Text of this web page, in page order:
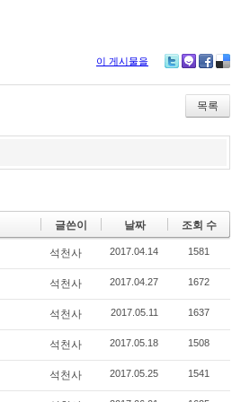
이 게시물을
y
bo
ok
ou
s
목록
글쓴이 날짜 조회 수
석천사 2017.04.14 1581
석천사 2017.04.27 1672
석천사 2017.05.11 1637
석천사 2017.05.18 1508
석천사 2017.05.25 1541